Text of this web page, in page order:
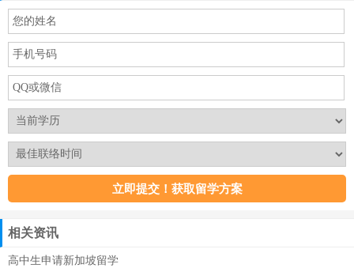
相关资讯
高中生申请新加坡留学